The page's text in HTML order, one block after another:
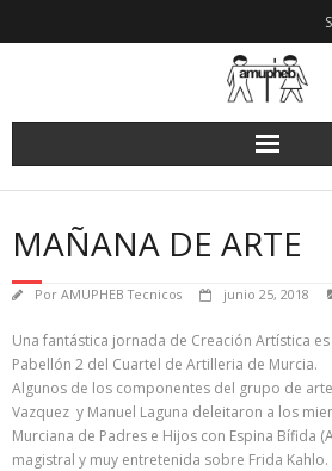
MAÑANA DE ARTE
Por AMUPHEB Tecnicos junio 25, 2018
Una fantástica jornada de Creación Artística
Pabellón 2 del Cuartel de Artilleria de Murcia.
Algunos de los componentes del grupo de
Vazquez y Manuel Laguna deleitaron a los
Murciana de Padres e Hijos con Espina Bífida
magistral y muy entretenida sobre Frida Kahlo.